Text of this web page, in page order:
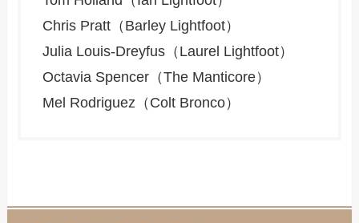
Chris Pratt（Barley Lightfoot）
Julia Louis-Dreyfus（Laurel Lightfoot）
Octavia Spencer（The Manticore）
Mel Rodriguez（Colt Bronco）